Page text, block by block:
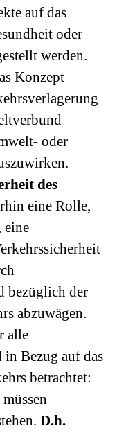
auf das
oder
werden.
Konzept
oder
des
eine Rolle,
eine
bezüglich der
abzuwägen.
alle
Bezug auf das
betrachtet:
D.h.